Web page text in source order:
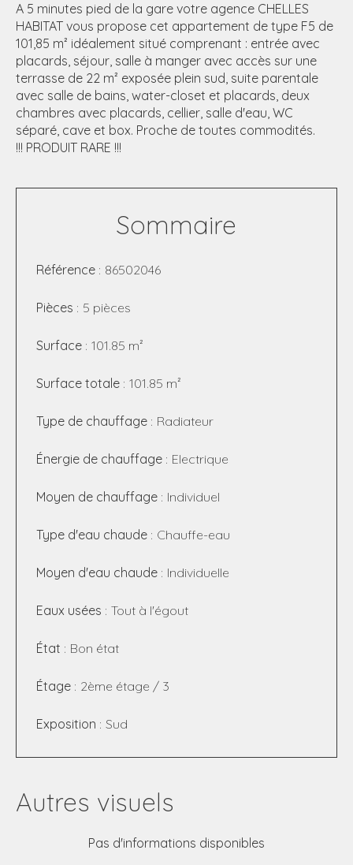
A 5 minutes pied de la gare votre agence CHELLES
HABITAT vous propose cet appartement de type F5 de
101,85 m² idéalement situé comprenant : entrée avec
placards, séjour, salle à manger avec accès sur une
terrasse de 22 m² exposée plein sud, suite parentale
avec salle de bains, water-closet et placards, deux
chambres avec placards, cellier, salle d'eau, WC
séparé, cave et box. Proche de toutes commodités.
!!! PRODUIT RARE !!!
Sommaire
Référence 86502046
Pièces 5 pièces
Surface 101.85 m²
Surface totale 101.85 m²
Type de chauffage Radiateur
Énergie de chauffage Electrique
Moyen de chauffage Individuel
Type d'eau chaude Chauffe-eau
Moyen d'eau chaude Individuelle
Eaux usées Tout à l'égout
État Bon état
Étage 2ème étage / 3
Exposition Sud
Autres visuels
Pas d'informations disponibles